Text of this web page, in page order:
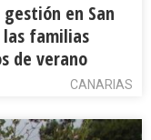
en San
familias
de verano
CANARIAS